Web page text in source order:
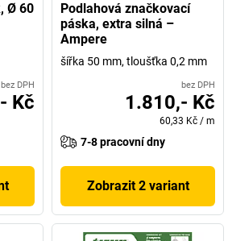
Ø 60
bez DPH
Kč
Podlahová značkovací
páska, extra silná –
Ampere
šířka 50 mm, tloušťka 0,2 mm
bez DPH
1.810,- Kč
60,33 Kč / m
7-8 pracovní dny
Zobrazit 2 variant